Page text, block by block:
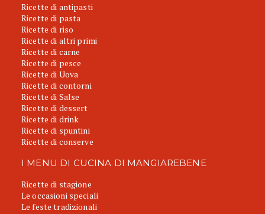
Ricette di antipasti
Ricette di pasta
Ricette di riso
Ricette di altri primi
Ricette di carne
Ricette di pesce
Ricette di Uova
Ricette di contorni
Ricette di Salse
Ricette di dessert
Ricette di drink
Ricette di spuntini
Ricette di conserve
I MENU DI CUCINA DI MANGIAREBENE
Ricette di stagione
Le occasioni speciali
Le feste tradizionali